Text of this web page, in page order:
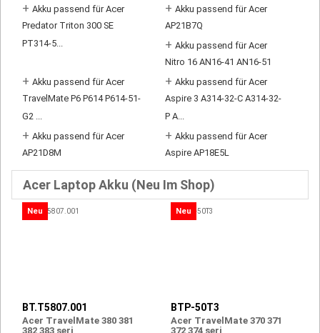
+ Akku passend für Acer
Predator Triton 300 SE
PT314-5...
+ Akku passend für Acer
AP21B7Q
+ Akku passend für Acer
Nitro 16 AN16-41 AN16-51
+ Akku passend für Acer
TravelMate P6 P614 P614-51-
G2 ...
+ Akku passend für Acer
Aspire 3 A314-32-C A314-32-
P A...
+ Akku passend für Acer
AP21D8M
+ Akku passend für Acer
Aspire AP18E5L
Acer Laptop Akku (Neu Im Shop)
Neu
BT.T5807.001
Acer TravelMate 380 381
382 383 seri
Neu
BTP-50T3
Acer TravelMate 370 371
372 374 seri